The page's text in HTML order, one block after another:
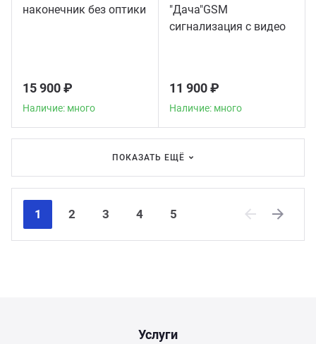
наконечник без оптики
15 900 ₽
Наличие: много
"Дача"GSM
сигнализация с видео
11 900 ₽
Наличие: много
ПОКАЗАТЬ ЕЩЁ
1 2 3 4
5
Услуги